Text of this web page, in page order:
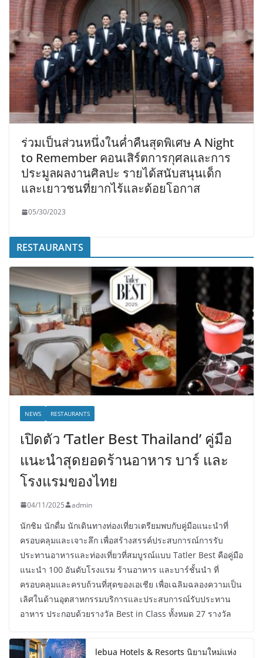
ร่วมเป็นส่วนหนึ่งในค่ำคืนสุดพิเศษ A Night
to Remember คอนเสิร์ตการกุศลและการ
ประมูลผลงานศิลปะ รายได้สนับสนุนเด็ก
และเยาวชนที่ยากไร้และด้อยโอกาส
05/30/2023
RESTAURANTS
NEWS RESTAURANTS
เปิดตัว ‘Tatler Best Thailand’ คู่มือ
แนะนำสุดยอดร้านอาหาร บาร์ และ
โรงแรมของไทย
04/11/2025 admin
นักชิม นักดื่ม นักเดินทางท่องเที่ยวเตรียมพบกับคู่มือแนะนำที่
ครอบคลุมและเจาะลึก เพื่อสร้างสรรค์ประสบการณ์การรับ
ประทานอาหารและท่องเที่ยวที่สมบูรณ์แบบ Tatler Best คือคู่มือ
แนะนำ 100 อันดับโรงแรม ร้านอาหาร และบาร์ชั้นนำ ที่
ครอบคลุมและครบถ้วนที่สุดของเอเชีย เพื่อเฉลิมฉลองความเป็น
เลิศในด้านอุตสาหกรรมบริการและประสบการณ์รับประทาน
อาหาร ประกอบด้วยรางวัล Best in Class ทั้งหมด 27 รางวัล
lebua Hotels & Resorts นิยามใหม่แห่ง